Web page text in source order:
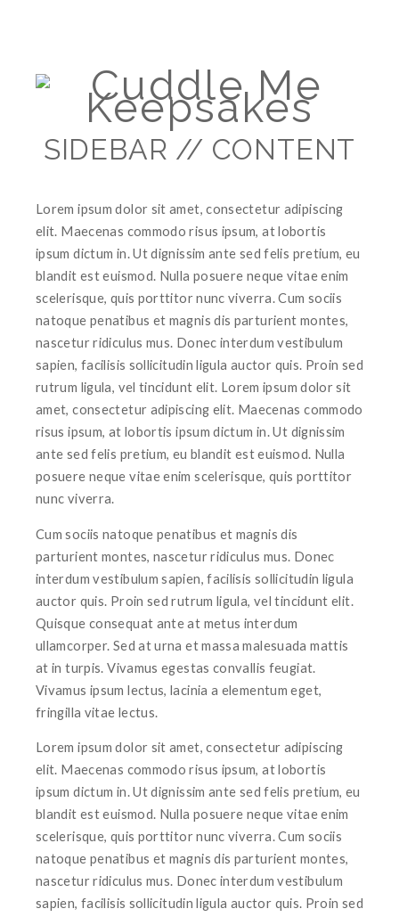
SIDEBAR // CONTENT
Lorem ipsum dolor sit amet, consectetur adipiscing
elit. Maecenas commodo risus ipsum, at lobortis
ipsum dictum in. Ut dignissim ante sed felis pretium, eu
blandit est euismod. Nulla posuere neque vitae enim
scelerisque, quis porttitor nunc viverra. Cum sociis
natoque penatibus et magnis dis parturient montes,
nascetur ridiculus mus. Donec interdum vestibulum
sapien, facilisis sollicitudin ligula auctor quis. Proin sed
rutrum ligula, vel tincidunt elit. Lorem ipsum dolor sit
amet, consectetur adipiscing elit. Maecenas commodo
risus ipsum, at lobortis ipsum dictum in. Ut dignissim
ante sed felis pretium, eu blandit est euismod. Nulla
posuere neque vitae enim scelerisque, quis porttitor
nunc viverra.
Cum sociis natoque penatibus et magnis dis
parturient montes, nascetur ridiculus mus. Donec
interdum vestibulum sapien, facilisis sollicitudin ligula
auctor quis. Proin sed rutrum ligula, vel tincidunt elit.
Quisque consequat ante at metus interdum
ullamcorper. Sed at urna et massa malesuada mattis
at in turpis. Vivamus egestas convallis feugiat.
Vivamus ipsum lectus, lacinia a elementum eget,
fringilla vitae lectus.
Lorem ipsum dolor sit amet, consectetur adipiscing
elit. Maecenas commodo risus ipsum, at lobortis
ipsum dictum in. Ut dignissim ante sed felis pretium, eu
blandit est euismod. Nulla posuere neque vitae enim
scelerisque, quis porttitor nunc viverra. Cum sociis
natoque penatibus et magnis dis parturient montes,
nascetur ridiculus mus. Donec interdum vestibulum
sapien, facilisis sollicitudin ligula auctor quis. Proin sed